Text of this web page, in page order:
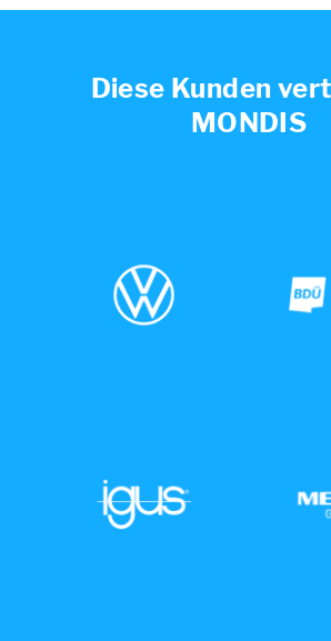
Diese Kunden
MONDIS